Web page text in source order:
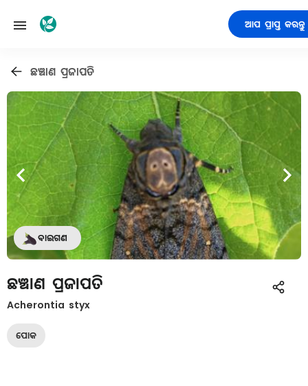
ଆପ ପ୍ରାପ୍ତ କରନ୍ତୁ
ଛଞ୍ଚାଣ ପ୍ରଜାପତି
ବାଇଗଣ
ଛଞ୍ଚାଣ ପ୍ରଜାପତି
Acherontia styx
ପୋକ